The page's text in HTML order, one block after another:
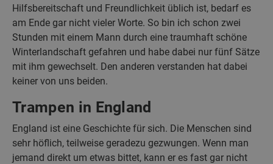
Hilfsbereitschaft und Freundlichkeit üblich ist, bedarf es
am Ende gar nicht vieler Worte. So bin ich schon zwei
Stunden mit einem Mann durch eine traumhaft schöne
Winterlandschaft gefahren und habe dabei nur fünf Sätze
mit ihm gewechselt. Den anderen verstanden hat dabei
keiner von uns beiden.
Trampen in England
England ist eine Geschichte für sich. Die Menschen sind
sehr höflich, teilweise geradezu gezwungen. Wenn man
jemand direkt um etwas bittet, kann er es fast gar nicht